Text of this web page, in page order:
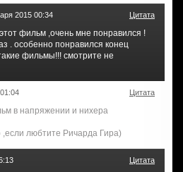
2015 00:34 Цитата
фильм ,очень мне понравился !
. особенно понравился конец
фильмы!!! смотрите не
Цитата
в напряжении и нихера
,если любтите Ричарда Гира)
Цитата